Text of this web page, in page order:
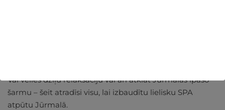
Vai vēlies dziļu relaksāciju vai arī atklāt Jūrmalas īpašo
šarmu – šeit atradīsi visu, lai izbaudītu lielisku SPA
atpūtu Jūrmalā.